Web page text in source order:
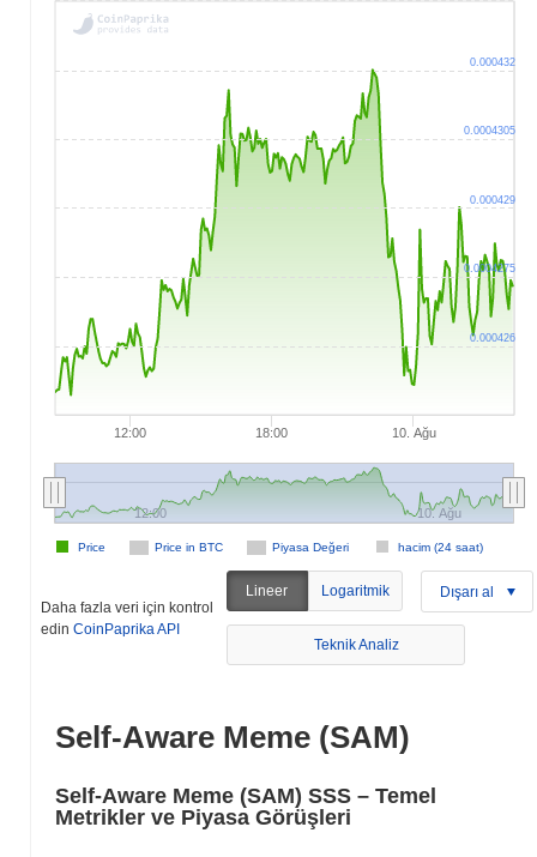
12:00 18:00 10. Ağu
Price in BTC Piyasa Değeri hacim (24 saat)
Price
12:00 10. Ağu
0.000426
0.0004275
0.000429
0.0004305
0.000432
Daha fazla veri için kontrol
edin CoinPaprika API
Lineer Logaritmik Dışarı al
Teknik Analiz
Self-Aware Meme (SAM)
Self-Aware Meme (SAM) SSS – Temel
Metrikler ve Piyasa Görüşleri